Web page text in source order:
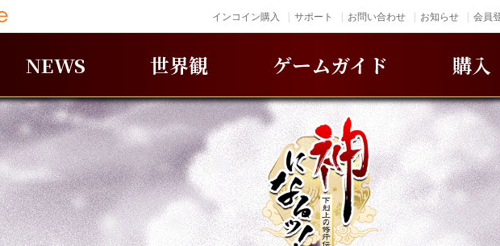
インコイン購入 サポート お問い合わせ お知らせ 会員
NEWS 世界観 ゲームガイド 購入